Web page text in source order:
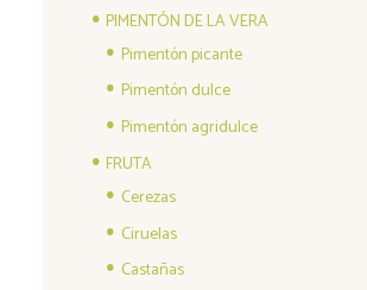
PIMENTÓN DE LA VERA
Pimentón picante
Pimentón dulce
Pimentón agridulce
FRUTA
Cerezas
Ciruelas
Castañas